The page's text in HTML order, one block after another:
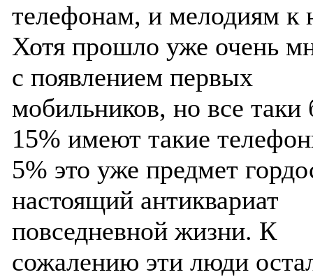
телефонам, и мелодиям к
Хотя прошло уже очень
с появлением первых
мобильников, но все таки
15% имеют такие
5% это уже предмет
настоящий антиквариат
повседневной жизни. К
сожалению эти люди